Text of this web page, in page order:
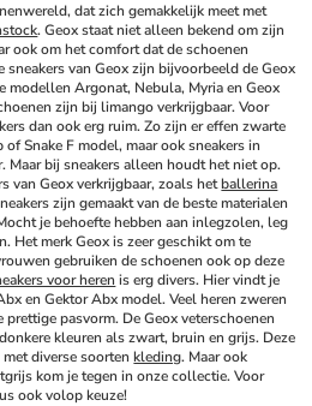
dat zich gemakkelijk meet met
. Geox staat niet alleen bekend om zijn
ook om het comfort dat de schoenen
sneakers van Geox zijn bijvoorbeeld de Geox
modellen Argonat, Nebula, Myria en Geox
zijn bij limango verkrijgbaar. Voor
Snake F model, maar ook sneakers in
Maar bij sneakers alleen houdt het niet op.
van Geox verkrijgbaar, zoals het ballerina
zijn gemaakt van de beste materialen
je behoefte hebben aan inlegzolen, leg
Het merk Geox is zeer geschikt om te
gebruiken de schoenen ook op deze
voor heren is erg divers. Hier vindt je
en Gektor Abx model. Veel heren zweren
prettige pasvorm. De Geox veterschoenen
kleuren als zwart, bruin en grijs. Deze
met diverse soorten kleding. Maar ook
kom je tegen in onze collectie. Voor
ook volop keuze!